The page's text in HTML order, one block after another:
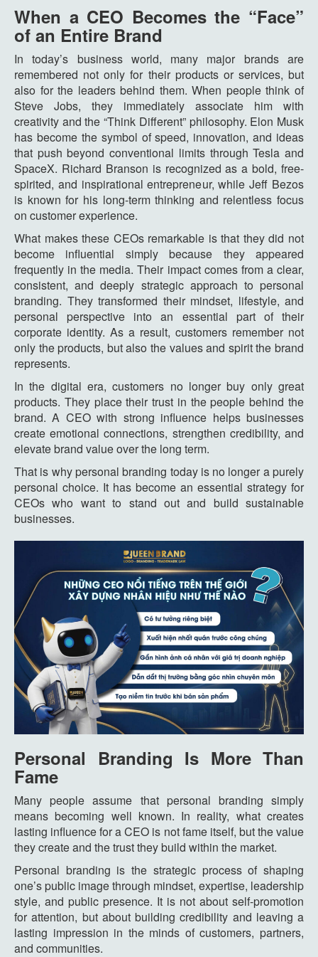
When a CEO Becomes the “Face”
of an Entire Brand
In today’s business world, many major brands are
remembered not only for their products or services, but
also for the leaders behind them. When people think of
Steve Jobs, they immediately associate him with
creativity and the “Think Different” philosophy. Elon Musk
has become the symbol of speed, innovation, and ideas
that push beyond conventional limits through Tesla and
SpaceX. Richard Branson is recognized as a bold, free-
spirited, and inspirational entrepreneur, while Jeff Bezos
is known for his long-term thinking and relentless focus
on customer experience.
What makes these CEOs remarkable is that they did not
become influential simply because they appeared
frequently in the media. Their impact comes from a clear,
consistent, and deeply strategic approach to personal
branding. They transformed their mindset, lifestyle, and
personal perspective into an essential part of their
corporate identity. As a result, customers remember not
only the products, but also the values and spirit the brand
represents.
In the digital era, customers no longer buy only great
products. They place their trust in the people behind the
brand. A CEO with strong influence helps businesses
create emotional connections, strengthen credibility, and
elevate brand value over the long term.
That is why personal branding today is no longer a purely
personal choice. It has become an essential strategy for
CEOs who want to stand out and build sustainable
businesses.
Personal Branding Is More Than
Fame
Many people assume that personal branding simply
means becoming well known. In reality, what creates
lasting influence for a CEO is not fame itself, but the value
they create and the trust they build within the market.
Personal branding is the strategic process of shaping
one’s public image through mindset, expertise, leadership
style, and public presence. It is not about self-promotion
for attention, but about building credibility and leaving a
lasting impression in the minds of customers, partners,
and communities.